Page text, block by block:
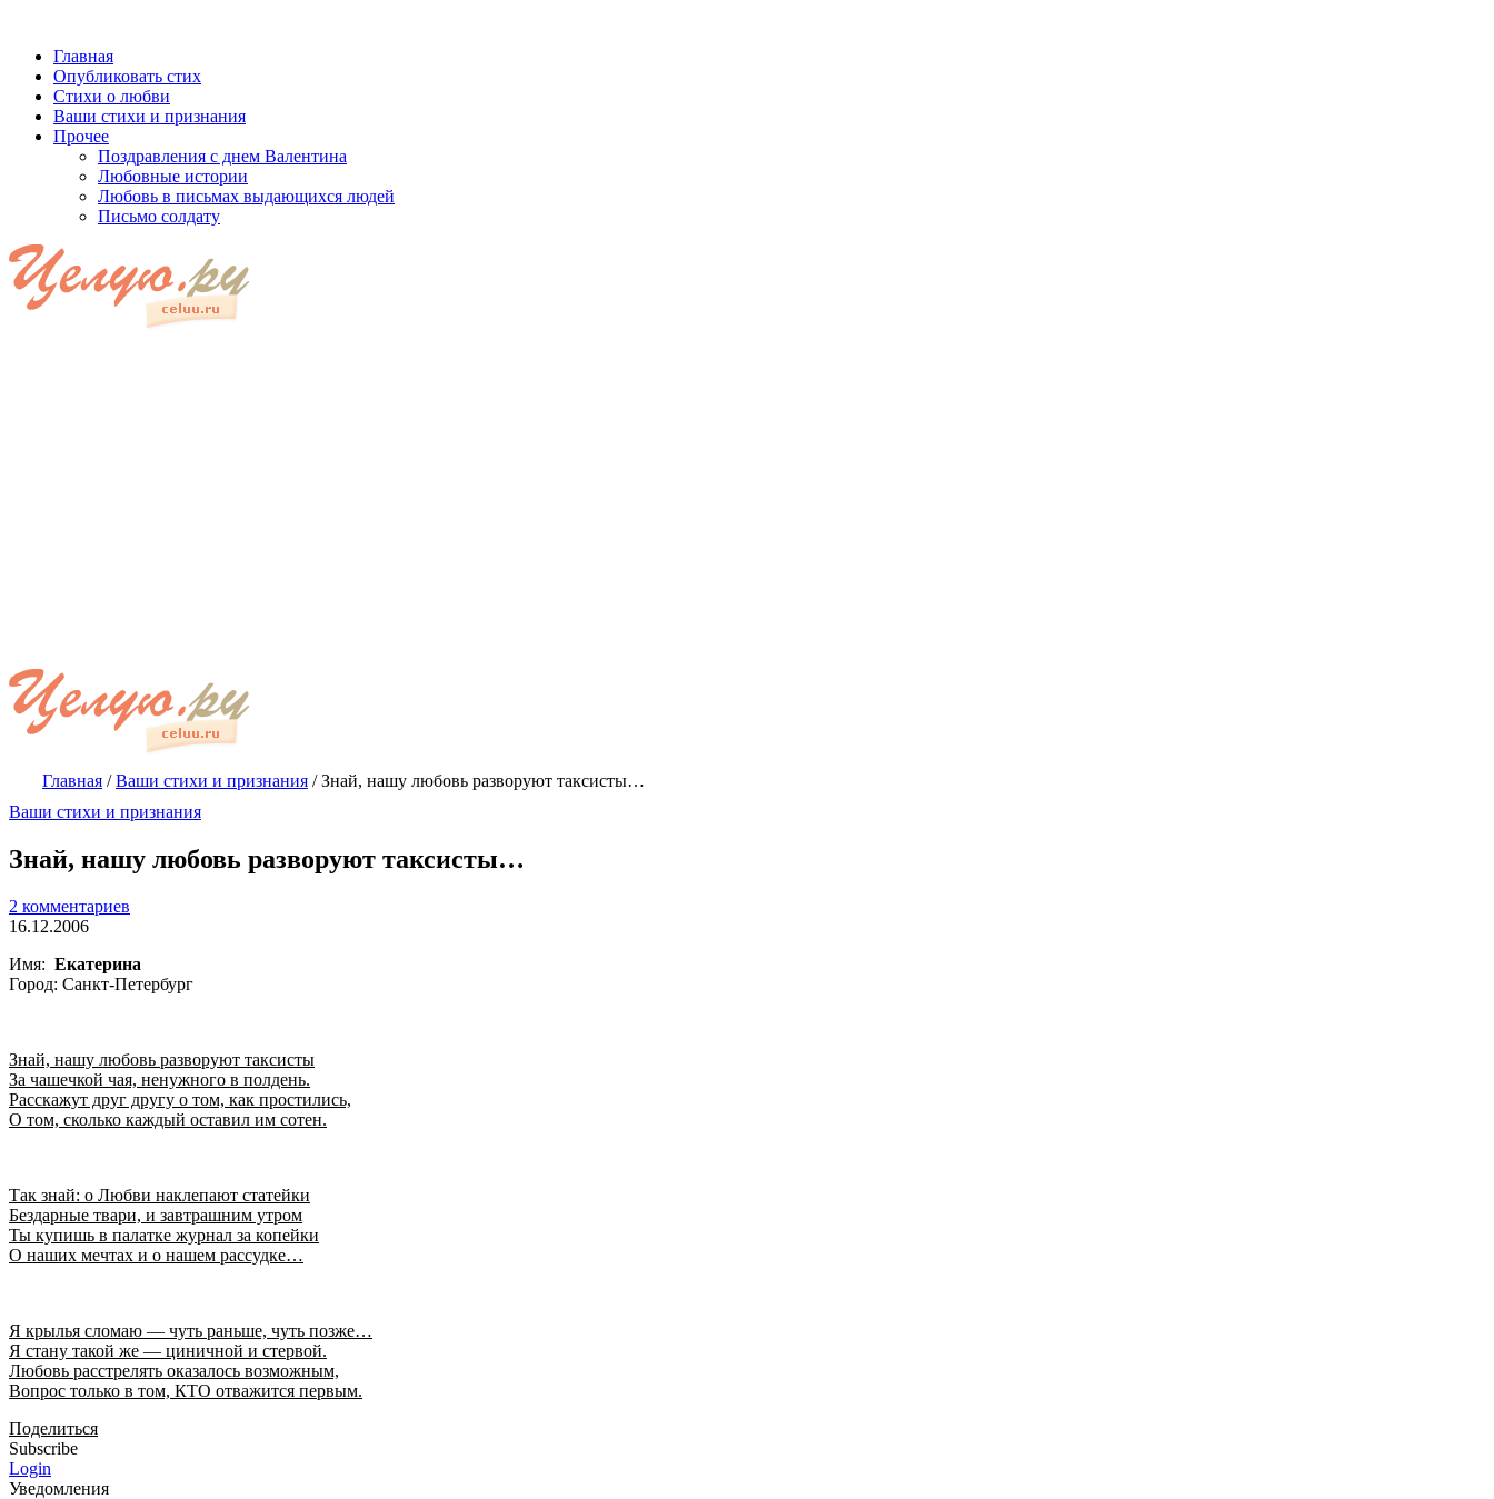
Главная
Опубликовать стих
Стихи о любви
Ваши стихи и признания
Прочее
Поздравления с днем Валентина
Любовные истории
Любовь в письмах выдающихся людей
Письмо солдату
Главная /Ваши стихи и признания /Знай, нашу любовь разворуют таксисты…
Ваши стихи и признания
Знай, нашу любовь разворуют таксисты…
2 комментариев
16.12.2006
Имя: Екатерина
Город: Санкт-Петербург
Знай, нашу любовь разворуют таксисты
За чашечкой чая, ненужного в полдень.
Расскажут друг другу о том, как простились,
О том, сколько каждый оставил им сотен.
Так знай: о Любви наклепают статейки
Бездарные твари, и завтрашним утром
Ты купишь в палатке журнал за копейки
О наших мечтах и о нашем рассудке…
Я крылья сломаю — чуть раньше, чуть позже…
Я стану такой же — циничной и стервой.
Любовь расстрелять оказалось возможным,
Вопрос только в том, КТО отважится первым.
Поделиться
Subscribe
Login
Уведомления